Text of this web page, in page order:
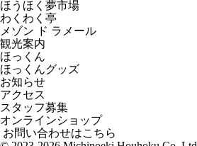
ほうほく夢市場
わくわく亭
メゾン ド ラメール
観光案内
ほっくん
ほっくんグッズ
お知らせ
アクセス
スタッフ募集
オンラインショップ
お問い合わせはこちら